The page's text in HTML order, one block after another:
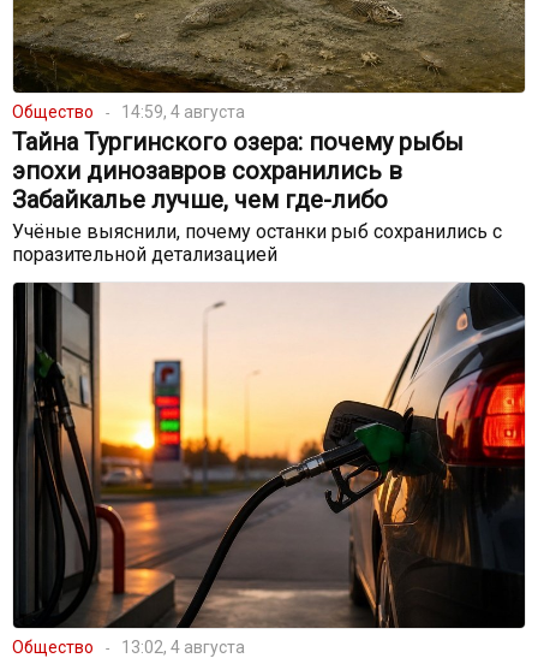
Общество 14:59, 4 августа
Тайна Тургинского озера: почему рыбы
эпохи динозавров сохранились в
Забайкалье лучше, чем где-либо
Учёные выяснили, почему останки рыб сохранились с
поразительной детализацией
Общество 13:02, 4 августа